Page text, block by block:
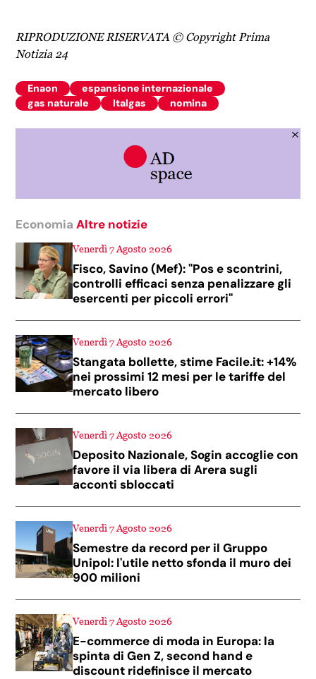
RIPRODUZIONE RISERVATA © Copyright Prima
Notizia 24
Enaon
espansione internazionale
gas naturale
Italgas nomina
EconomiaAltre notizie
Venerdì 7 Agosto 2026
Fisco, Savino (Mef): "Pos e scontrini,
controlli efficaci senza penalizzare gli
esercenti per piccoli errori"
Venerdì 7 Agosto 2026
Stangata bollette, stime Facile.it: +14%
nei prossimi 12 mesi per le tariffe del
mercato libero
Venerdì 7 Agosto 2026
Deposito Nazionale, Sogin accoglie con
favore il via libera di Arera sugli
acconti sbloccati
Venerdì 7 Agosto 2026
Semestre da record per il Gruppo
Unipol: l'utile netto sfonda il muro dei
900 milioni
Venerdì 7 Agosto 2026
E-commerce di moda in Europa: la
spinta di Gen Z, second hand e
discount ridefinisce il mercato